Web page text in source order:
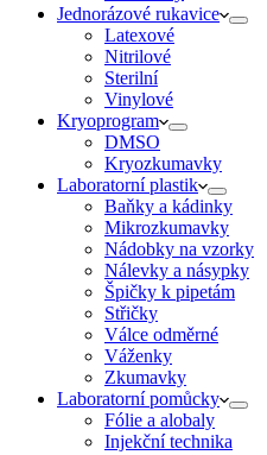
Jednorázové rukavice
Latexové
Nitrilové
Sterilní
Vinylové
Kryoprogram
DMSO
Kryozkumavky
Laboratorní plastik
Baňky a kádinky
Mikrozkumavky
Nádobky na vzorky
Nálevky a násypky
Špičky k pipetám
Střičky
Válce odměrné
Váženky
Zkumavky
Laboratorní pomůcky
Fólie a alobaly
Injekční technika